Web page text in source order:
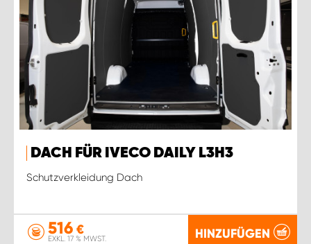
DACH FÜR IVECO DAILY L3H3
Schutzverkleidung Dach
516 €
EXKL. 17 % MWST. HINZUFÜGEN